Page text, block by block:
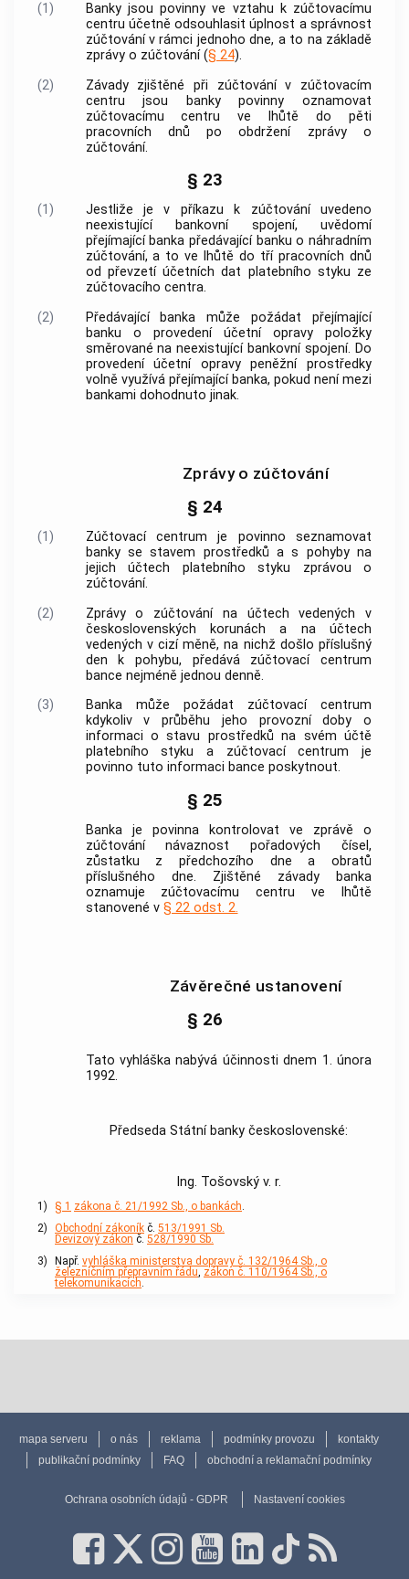
(1)
Banky jsou povinny ve vztahu k zúčtovacímu
centru účetně odsouhlasit úplnost a správnost
zúčtování v rámci jednoho dne, a to na základě
zprávy o zúčtování (§ 24).
(2)
Závady zjištěné při zúčtování v zúčtovacím
centru jsou banky povinny oznamovat
zúčtovacímu centru ve lhůtě do pěti
pracovních dnů po obdržení zprávy o
zúčtování.
§ 23
(1)
Jestliže je v příkazu k zúčtování uvedeno
neexistující
bankovní spojení, uvědomí
přejímající banka předávající banku o náhradním
zúčtování, a to ve lhůtě do tří pracovních dnů
od převzetí účetních dat platebního styku ze
zúčtovacího centra.
(2)
Předávající banka může požádat přejímající
banku o provedení účetní opravy položky
směrované na neexistující bankovní spojení. Do
provedení účetní opravy peněžní prostředky
volně využívá přejímající banka, pokud není mezi
bankami dohodnuto jinak.
Zprávy o zúčtování
§ 24
(1)
Zúčtovací centrum je povinno seznamovat
banky se stavem prostředků a s pohyby na
jejich účtech platebního styku zprávou o
zúčtování.
(2)
Zprávy o zúčtování na účtech vedených v
československých korunách a na účtech
vedených v cizí měně, na nichž došlo příslušný
den k pohybu, předává zúčtovací centrum
bance nejméně jednou denně.
(3)
Banka může požádat zúčtovací centrum
kdykoliv v průběhu jeho provozní doby o
informaci o stavu prostředků na svém účtě
platebního styku a zúčtovací centrum je
povinno tuto informaci bance poskytnout.
§ 25
Banka je povinna kontrolovat ve zprávě o
zúčtování návaznost pořadových čísel,
zůstatku z předchozího dne a obratů
příslušného dne. Zjištěné závady banka
oznamuje zúčtovacímu centru ve lhůtě
stanovené v § 22 odst. 2.
Závěrečné ustanovení
§ 26
Tato vyhláška nabývá účinnosti dnem 1. února
1992.
Předseda Státní banky československé:
Ing. Tošovský v. r.
1) § 1 zákona č. 21/1992 Sb., o bankách.
2)
Obchodní zákoník č. 513/1991 Sb.
Devizový zákon č. 528/1990 Sb.
3)
Např. vyhláška ministerstva dopravy č. 132/1964 Sb., o
železničním přepravním řádu, zákon č. 110/1964 Sb., o
telekomunikacích.
mapa serveru o nás reklama podmínky provozu
kontakty
publikační podmínky
FAQ obchodní a reklamační podmínky
Ochrana osobních údajů - GDPR Nastavení cookies